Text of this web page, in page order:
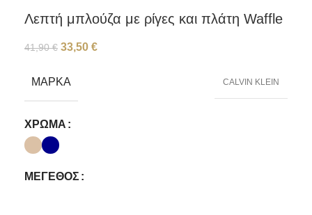
Λεπτή μπλούζα με ρίγες και πλάτη Waffle
41,90€ 33,50 €
ΜΆΡΚΑ CALVIN KLEIN
ΧΡΏΜΑ
ΜΈΓΕΘΟΣ